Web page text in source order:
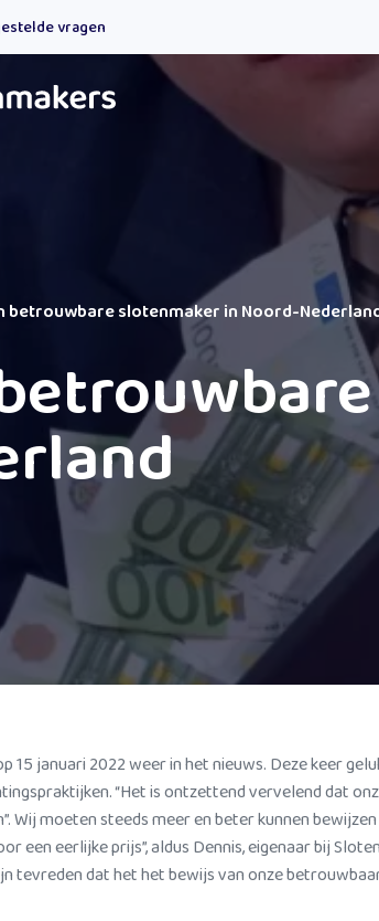
vragen
betrouwbare slotenmaker in Noord-
15 januari 2022 weer in het nieuws. Deze keer
“Het is ontzettend vervelend dat
Wij moeten steeds meer en beter kunnen
een eerlijke prijs”, aldus Dennis, eigenaar bij
tevreden dat het het bewijs van onze